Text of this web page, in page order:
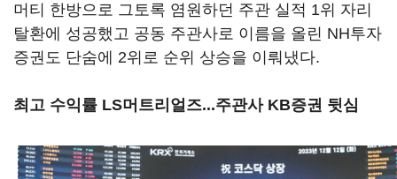
머티 한방으로 그토록 염원하던 주관 실적 1위 자리
탈환에 성공했고 공동 주관사로 이름을 올린 NH투자
증권도 단숨에 2위로 순위 상승을 이뤄냈다.
최고 수익률 LS머트리얼즈...주관사 KB증권 뒷심